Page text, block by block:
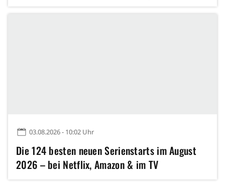
03.08.2026 - 10:02 Uhr
Die 124 besten neuen Serienstarts im August
2026 – bei Netflix, Amazon & im TV